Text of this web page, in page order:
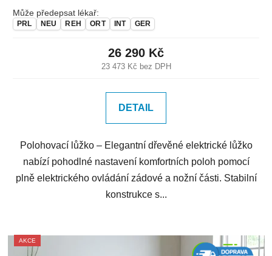
Může předepsat lékař:
PRL NEU REH ORT INT GER
23 473 Kč bez DPH
26 290 Kč
DETAIL
Polohovací lůžko – Elegantní dřevěné elektrické lůžko
nabízí pohodlné nastavení komfortních poloh pomocí
plně elektrického ovládání zádové a nožní části. Stabilní
konstrukce s...
AKCE